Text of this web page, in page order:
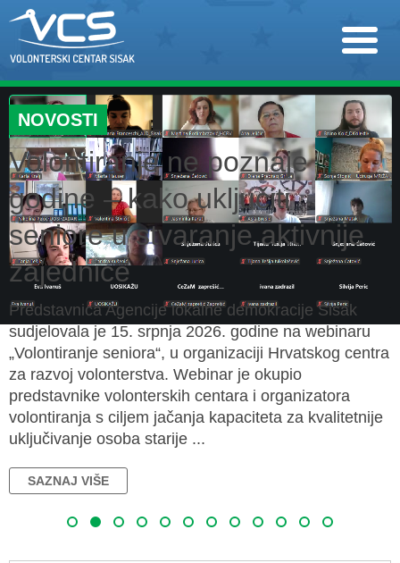
NOVOSTI
Volontiranje ne poznaje
godine – kako uključiti
seniore u stvaranje aktivnije
zajednice
Predstavnica Agencije lokalne demokracije Sisak
sudjelovala je 15. srpnja 2026. godine na webinaru
„Volontiranje seniora“, u organizaciji Hrvatskog centra
za razvoj volonterstva. Webinar je okupio
predstavnike volonterskih centara i organizatora
volontiranja s ciljem jačanja kapaciteta za kvalitetnije
uključivanje osoba starije ...
SAZNAJ VIŠE